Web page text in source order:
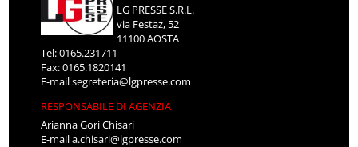
LG PRESSE S.R.L.
via Festaz, 52
11100 AOSTA
Tel: 0165.231711
Fax: 0165.1820141
E-mailsegreteria@lgpresse.com
RESPONSABILE DI AGENZIA
Arianna Gori Chisari
E-maila.chisari@lgpresse.com